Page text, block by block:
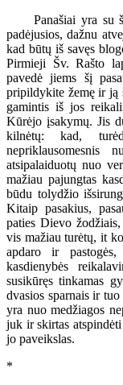
Panašiai yra su
padėjusios, dažnu
kad būtų iš savęs
Pirmieji Šv. Rašto
pavedė jiems šį
pripildykite žemę ir ją
gamintis iš jos
Kūrėjo įsakymų. Jis
kilnėtų: kad,
nepriklausomesnis
atsipalaiduotų nuo
mažiau pajungtas
būdu tolydžio
Kitaip pasakius,
paties Dievo
vis mažiau turėtų, it
apdaro ir
kasdienybės
susikūręs tinkamas
dvasios sparnais ir
yra nuo medžiagos
juk ir skirtas
jo paveikslas.
*